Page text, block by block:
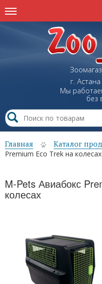
г. Астана
Мы
без
Главная Каталог
Premium Eco Trek на колесах
M-Pets Авиабокс
колесах